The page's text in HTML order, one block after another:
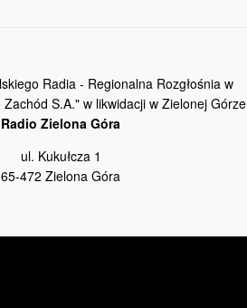
Radia - Regionalna Rozgłośnia w
S.A." w likwidacji w Zielonej Górze
Radio Zielona Góra
ul. Kukułcza 1
65-472 Zielona Góra